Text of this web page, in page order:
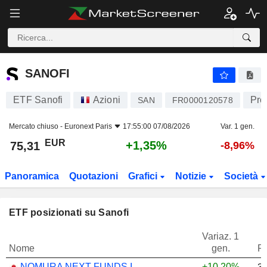
SANOFI
SANOFI
ETF Sanofi Azioni SAN FR0000120578
Mercato chiuso - Euronext Paris 17:55:00 07/08/2026 Var. 1 gen.
75,31 EUR +1,35% -8,96%
Panoramica Quotazioni Grafici Notizie Società
ETF posizionati su Sanofi
Nome
Variaz. 1
gen.